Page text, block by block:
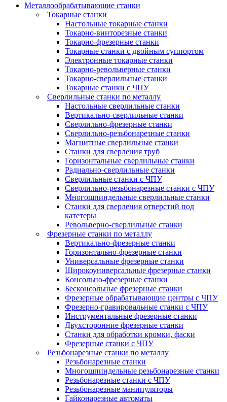
Металлообрабатывающие станки
Токарные станки
Настольные токарные станки
Токарно-винторезные станки
Токарно-фрезерные станки
Токарные станки с двойным суппортом
Электронные токарные станки
Токарно-револьверные станки
Токарно-сверлильные станки
Токарные станки с ЧПУ
Сверлильные станки по металлу
Настольные сверлильные станки
Вертикально-сверлильные станки
Сверлильно-фрезерные станки
Сверлильно-резьбонарезные станки
Магнитные сверлильные станки
Станки для сверления труб
Горизонтальные сверлильные станки
Радиально-сверлильные станки
Сверлильные станки с ЧПУ
Сверлильно-резьбонарезные станки с ЧПУ
Многошпиндельные сверлильные станки
Станки для сверления отверстий под
катетеры
Револьверно-сверлильные станки
Фрезерные станки по металлу
Вертикально-фрезерные станки
Горизонтально-фрезерные станки
Универсальные фрезерные станки
Широкоуниверсальные фрезерные станки
Консольно-фрезерные станки
Бесконсольные фрезерные станки
Фрезерные обрабатывающие центры с ЧПУ
Фрезерно-гравировальные станки с ЧПУ
Инструментальные фрезерные станки
Двухсторонние фрезерные станки
Станки для обработки кромки, фаски
Фрезерные станки с ЧПУ
Резьбонарезные станки по металлу
Резьбонарезные станки
Многошпиндельные резьбонарезные станки
Резьбонарезные станки с ЧПУ
Резьбонарезные манипуляторы
Гайконарезные автоматы